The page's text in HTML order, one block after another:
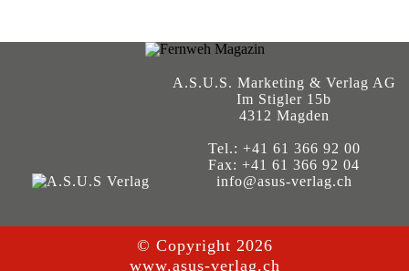
A.S.U.S. Marketing & Verlag AG
Im Stigler 15b
4312 Magden
Tel.: +41 61 366 92 00
Fax: +41 61 366 92 04
info@asus-verlag.ch
© Copyright 2026
www.asus-verlag.ch